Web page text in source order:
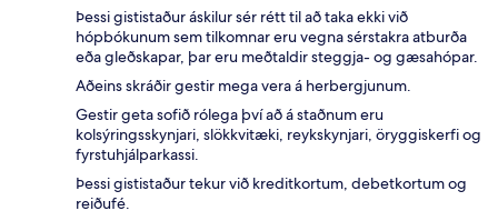
Þessi gististaður áskilur sér rétt til að taka ekki við
hópbókunum sem tilkomnar eru vegna sérstakra atburða
eða gleðskapar, þar eru meðtaldir steggja- og gæsahópar.
Aðeins skráðir gestir mega vera á herbergjunum.
Gestir geta sofið rólega því að á staðnum eru
kolsýringsskynjari, slökkvitæki, reykskynjari, öryggiskerfi og
fyrstuhjálparkassi.
Þessi gististaður tekur við kreditkortum, debetkortum og
reiðufé.